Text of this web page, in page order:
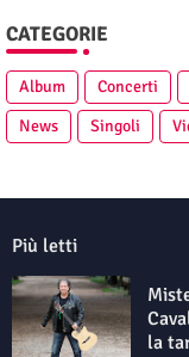
CATEGORIE
Album Concerti
News
Singoli
Più letti
la